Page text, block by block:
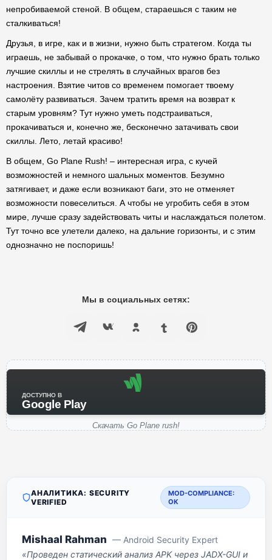
непробиваемой стеной. В общем, стараешься с таким не
сталкиваться!
Друзья, в игре, как и в жизни, нужно быть стратегом. Когда ты
играешь, не забывай о прокачке, о том, что нужно брать только
лучшие скиллы и не стрелять в случайных врагов без
настроения. Взятие читов со временем помогает твоему
самолёту развиваться. Зачем тратить время на возврат к
старым уровням? Тут нужно уметь подстраиваться,
прокачиваться и, конечно же, бесконечно затачивать свои
скиллы. Лето, летай красиво!
В общем, Go Plane Rush! – интересная игра, с кучей
возможностей и немного шальных моментов. Безумно
затягивает, и даже если возникают баги, это не отменяет
возможности повеселиться. А чтобы не угробить себя в этом
мире, лучше сразу задействовать читы и наслаждаться полетом.
Тут точно все улетели далеко, на дальние горизонты, и с этим
однозначно не поспоришь!
Мы в социальных сетях:
ДОСТУПНО В
Google Play
Скачать Go Plane rush!
АНАЛИТИКА: SECURITY
VERIFIED
MOD-COMPLIANCE:
OK
Mishaal Rahman — Android Security Expert
«Проведен статический анализ APK через JADX-GUI и